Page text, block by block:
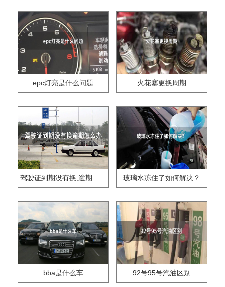
epc灯亮是什么问题 火花塞更换周期
驾驶证到期没有换,逾期怎么办?? 玻璃水冻住了如何解决？
bba是什么车 92号95号汽油区别